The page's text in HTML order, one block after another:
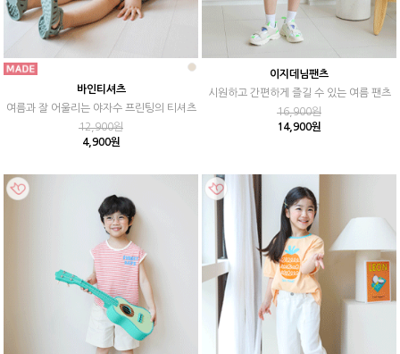
바인티셔츠
여름과 잘 어울리는 야자수 프린팅의 티셔츠
12,900원
4,900원
이지데님팬츠
시원하고 간편하게 즐길 수 있는 여름 팬츠
16,900원
14,900원